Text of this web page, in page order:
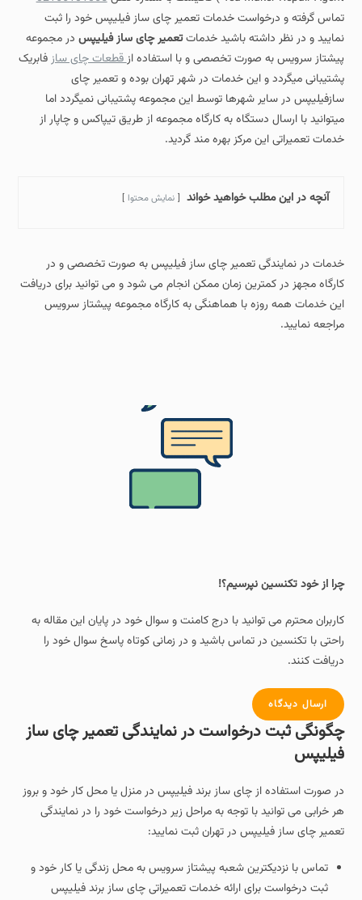
تماس گرفته و درخواست خدمات تعمیر چای ساز فیلیپس خود را ثبت
نمایید و در نظر داشته باشید خدماتتعمیر چای ساز فیلیپس در مجموعه
پیشتاز سرویس به صورت تخصصی و با استفاده ازقطعات چای سازفابریک
پشتیبانی میگردد و این خدمات در شهر تهران بوده و تعمیر چای
سازفیلیپس در سایر شهرها توسط این مجموعه پشتیبانی نمیگردد اما
میتوانید با ارسال دستگاه به کارگاه مجموعه از طریق تیپاکس و چاپار از
خدمات تعمیراتی این مرکز بهره مند گردید.
آنچه در این مطلب خواهید خواند نمایش محتوا
خدمات در نمایندگی تعمیر چای ساز فیلیپس به صورت تخصصی و در
کارگاه مجهز در کمترین زمان ممکن انجام می شود و می توانید برای دریافت
این خدمات همه روزه با هماهنگی به کارگاه مجموعه پیشتاز سرویس
مراجعه نمایید.
چرا از خود تکنسین نپرسیم؟!
کاربران محترم می توانید با درج کامنت و سوال خود در پایان این مقاله به
راحتی با تکنسین در تماس باشید و در زمانی کوتاه پاسخ سوال خود را
دریافت کنند.
ارسال دیدگاه
چگونگی ثبت درخواست در نمایندگی تعمیر چای ساز
فیلیپس
در صورت استفاده از چای ساز برند فیلیپس در منزل یا محل کار خود و بروز
هر خرابی می توانید با توجه به مراحل زیر درخواست خود را در نمایندگی
تعمیر چای ساز فیلیپس در تهران ثبت نمایید:
تماس با نزدیکترین شعبه پیشتاز سرویس به محل زندگی یا کار خود و
ثبت درخواست برای ارائه خدمات تعمیراتی چای ساز برند فیلیپس